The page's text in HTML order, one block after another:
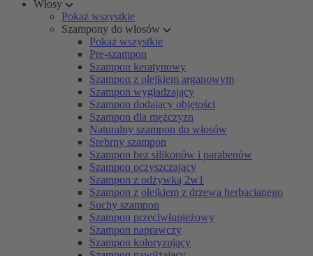
Włosy
Pokaż wszystkie
Szampony do włosów
Pokaż wszystkie
Pre-szampon
Szampon keratynowy
Szampon z olejkiem arganowym
Szampon wygładzający
Szampon dodający objętości
Szampon dla mężczyzn
Naturalny szampon do włosów
Srebrny szampon
Szampon bez silikonów i parabenów
Szampon oczyszczający
Szampon z odżywką 2w1
Szampon z olejkiem z drzewa herbacianego
Suchy szampon
Szampon przeciwłupieżowy
Szampon naprawczy
Szampon koloryzujący